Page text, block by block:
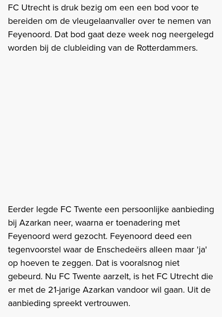
FC Utrecht is druk bezig om een een bod voor te
bereiden om de vleugelaanvaller over te nemen van
Feyenoord. Dat bod gaat deze week nog neergelegd
worden bij de clubleiding van de Rotterdammers.
Eerder legde FC Twente een persoonlijke aanbieding
bij Azarkan neer, waarna er toenadering met
Feyenoord werd gezocht. Feyenoord deed een
tegenvoorstel waar de Enschedeërs alleen maar 'ja'
op hoeven te zeggen. Dat is vooralsnog niet
gebeurd. Nu FC Twente aarzelt, is het FC Utrecht die
er met de 21-jarige Azarkan vandoor wil gaan. Uit de
aanbieding spreekt vertrouwen.